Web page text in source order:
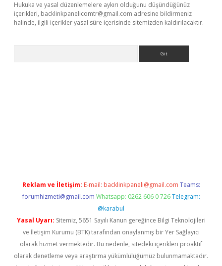
Hukuka ve yasal düzenlemelere aykırı olduğunu düşündüğünüz
içerikleri, backlinkpanelicomtr@gmail.com adresine bildirmeniz
halinde, ilgili içerikler yasal süre içerisinde sitemizden kaldırılacaktır.
Reklam ve İletişim: E-mail: backlinkpaneli@gmail.com Teams:
forumhizmeti@gmail.com Whatsapp: 0262 606 0 726 Telegram:
@karabul
Yasal Uyarı: Sitemiz, 5651 Sayılı Kanun gereğince Bilgi Teknolojileri
ve İletişim Kurumu (BTK) tarafından onaylanmış bir Yer Sağlayıcı
olarak hizmet vermektedir. Bu nedenle, sitedeki içerikleri proaktif
olarak denetleme veya araştırma yükümlülüğümüz bulunmamaktadır.